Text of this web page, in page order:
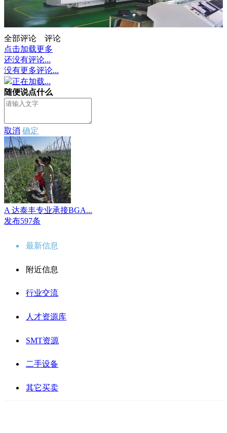
全部评论
评论
点击加载更多
还没有评论...
没有更多评论...
正在加载...
随便说点什么
取消 确定
A 达泰丰专业承接BGA...
发布597条
最新信息
附近信息
行业交流
人才资源库
SMT资源
二手设备
其它买卖